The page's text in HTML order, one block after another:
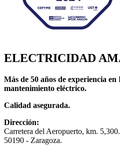
ELECTRICIDAD
Más de 50 años de experiencia en
mantenimiento eléctrico.
Calidad asegurada.
Dirección:
Carretera del Aeropuerto, km. 5,300.
50190 - Zaragoza.